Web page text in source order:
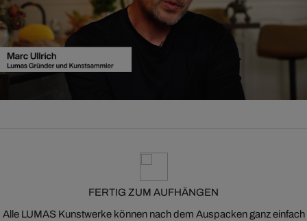
FERTIG ZUM AUFHÄNGEN
Alle LUMAS Kunstwerke können nach dem Auspacken ganz einfach